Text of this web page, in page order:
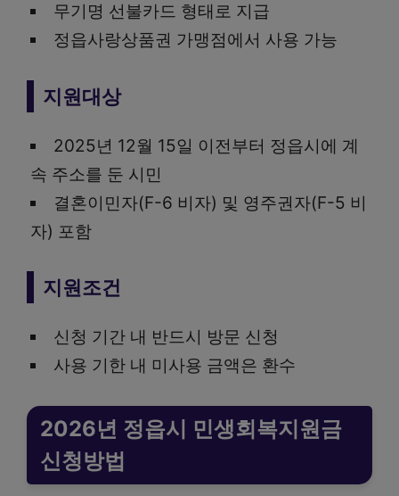
무기명 선불카드 형태로 지급
정읍사랑상품권 가맹점에서 사용 가능
지원대상
2025년 12월 15일 이전부터 정읍시에 계
속 주소를 둔 시민
결혼이민자(F-6 비자) 및 영주권자(F-5 비
자) 포함
지원조건
신청 기간 내 반드시 방문 신청
사용 기한 내 미사용 금액은 환수
2026년 정읍시 민생회복지원금
신청방법